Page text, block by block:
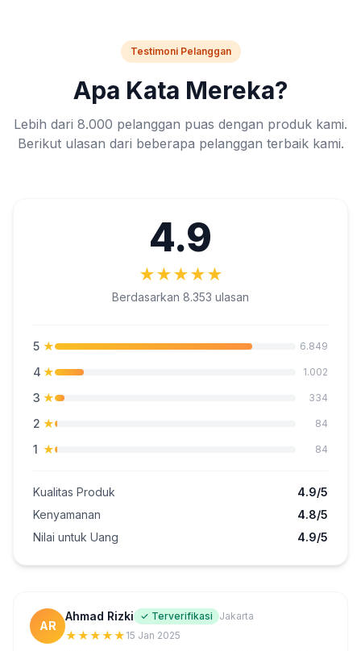
Testimoni Pelanggan
Apa Kata Mereka?
Lebih dari 8.000 pelanggan puas dengan produk kami.
Berikut ulasan dari beberapa pelanggan terbaik kami.
4.9
★★★★★
Berdasarkan 8.353 ulasan
5 ★ 6.849
4 ★ 1.002
3 ★ 334
2 ★ 84
1 ★ 84
Kualitas Produk
4.9/5
Kenyamanan
4.8/5
Nilai untuk Uang
4.9/5
AR
Ahmad Rizki ✓ Terverifikasi Jakarta
★★★★★ 15 Jan 2025